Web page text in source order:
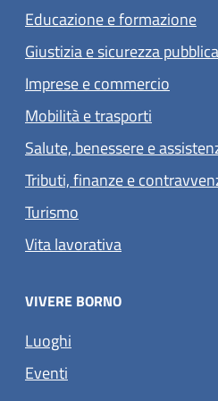
Educazione e formazione
Giustizia e sicurezza pubblica
Imprese e commercio
Mobilità e trasporti
Salute, benessere e
Tributi, finanze e
Turismo
Vita lavorativa
VIVERE BORNO
Luoghi
Eventi